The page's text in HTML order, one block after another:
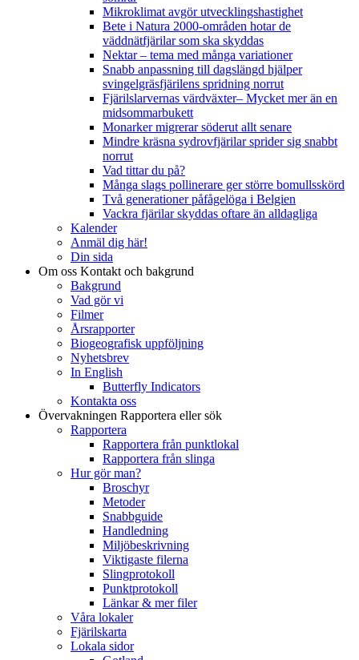
Mikroklimat avgör utvecklingshastighet
Bete i Natura 2000-områden hotar de
väddnätfjärilar som ska skyddas
Nektar – tema med många variationer
Snabb anpassning till dagslängd hjälper
svingelgräsfjärilens spridning norrut
Fjärilslarvernas värdväxter– Mycket mer än en
midsommarbukett
Monarker migrerar söderut allt senare
Mindre kräsna sydrovfjärilar sprider sig snabbt
norrut
Vad tittar du på?
Många slags pollinerare ger större bomullsskörd
Två generationer påfågelöga i Belgien
Vackra fjärilar skyddas oftare än alldagliga
Kalender
Anmäl dig här!
Din sida
Om oss Kontakt och bakgrund
Bakgrund
Vad gör vi
Filmer
Årsrapporter
Biogeografisk uppföljning
Nyhetsbrev
In English
Butterfly Indicators
Kontakta oss
Övervakningen Rapportera eller sök
Rapportera
Rapportera från punktlokal
Rapportera från slinga
Hur gör man?
Broschyr
Metoder
Snabbguide
Handledning
Miljöbeskrivning
Viktigaste filerna
Slingprotokoll
Punktprotokoll
Länkar & mer filer
Våra lokaler
Fjärilskarta
Lokala sidor